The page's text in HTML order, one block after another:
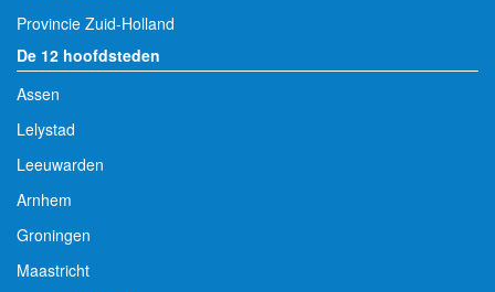
Provincie Zuid-Holland
De 12 hoofdsteden
Assen
Lelystad
Leeuwarden
Arnhem
Groningen
Maastricht